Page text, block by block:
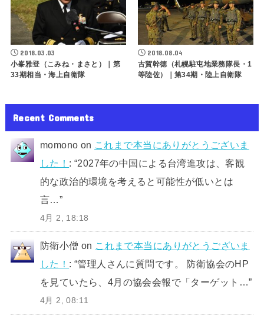
2018.03.03
小峯雅登（こみね・まさと）｜第
33期相当・海上自衛隊
2018.08.04
古賀幹徳（札幌駐屯地業務隊長・1
等陸佐）｜第34期・陸上自衛隊
Recent Comments
momono on これまで本当にありがとうございま
した！ : “2027年の中国による台湾進攻は、客観
的な政治的環境を考えると可能性が低いとは
言…”
4月 2, 18:18
防衛小僧 on これまで本当にありがとうございま
した！ : “管理人さんに質問です。 防衛協会のHP
を見ていたら、4月の協会会報で「ターゲット…”
4月 2, 08:11